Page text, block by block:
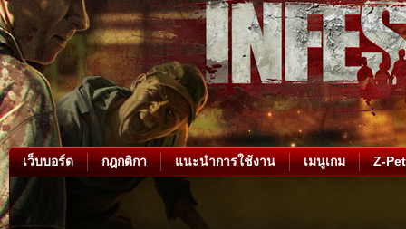
เว็บบอร์ด กฎกติกา แนะนำการใช้งาน เมนูเกม Z-Pet